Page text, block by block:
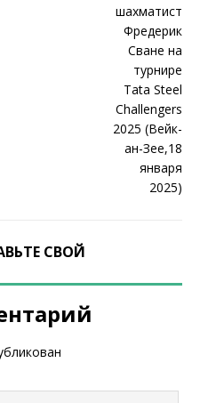
СВОЙ